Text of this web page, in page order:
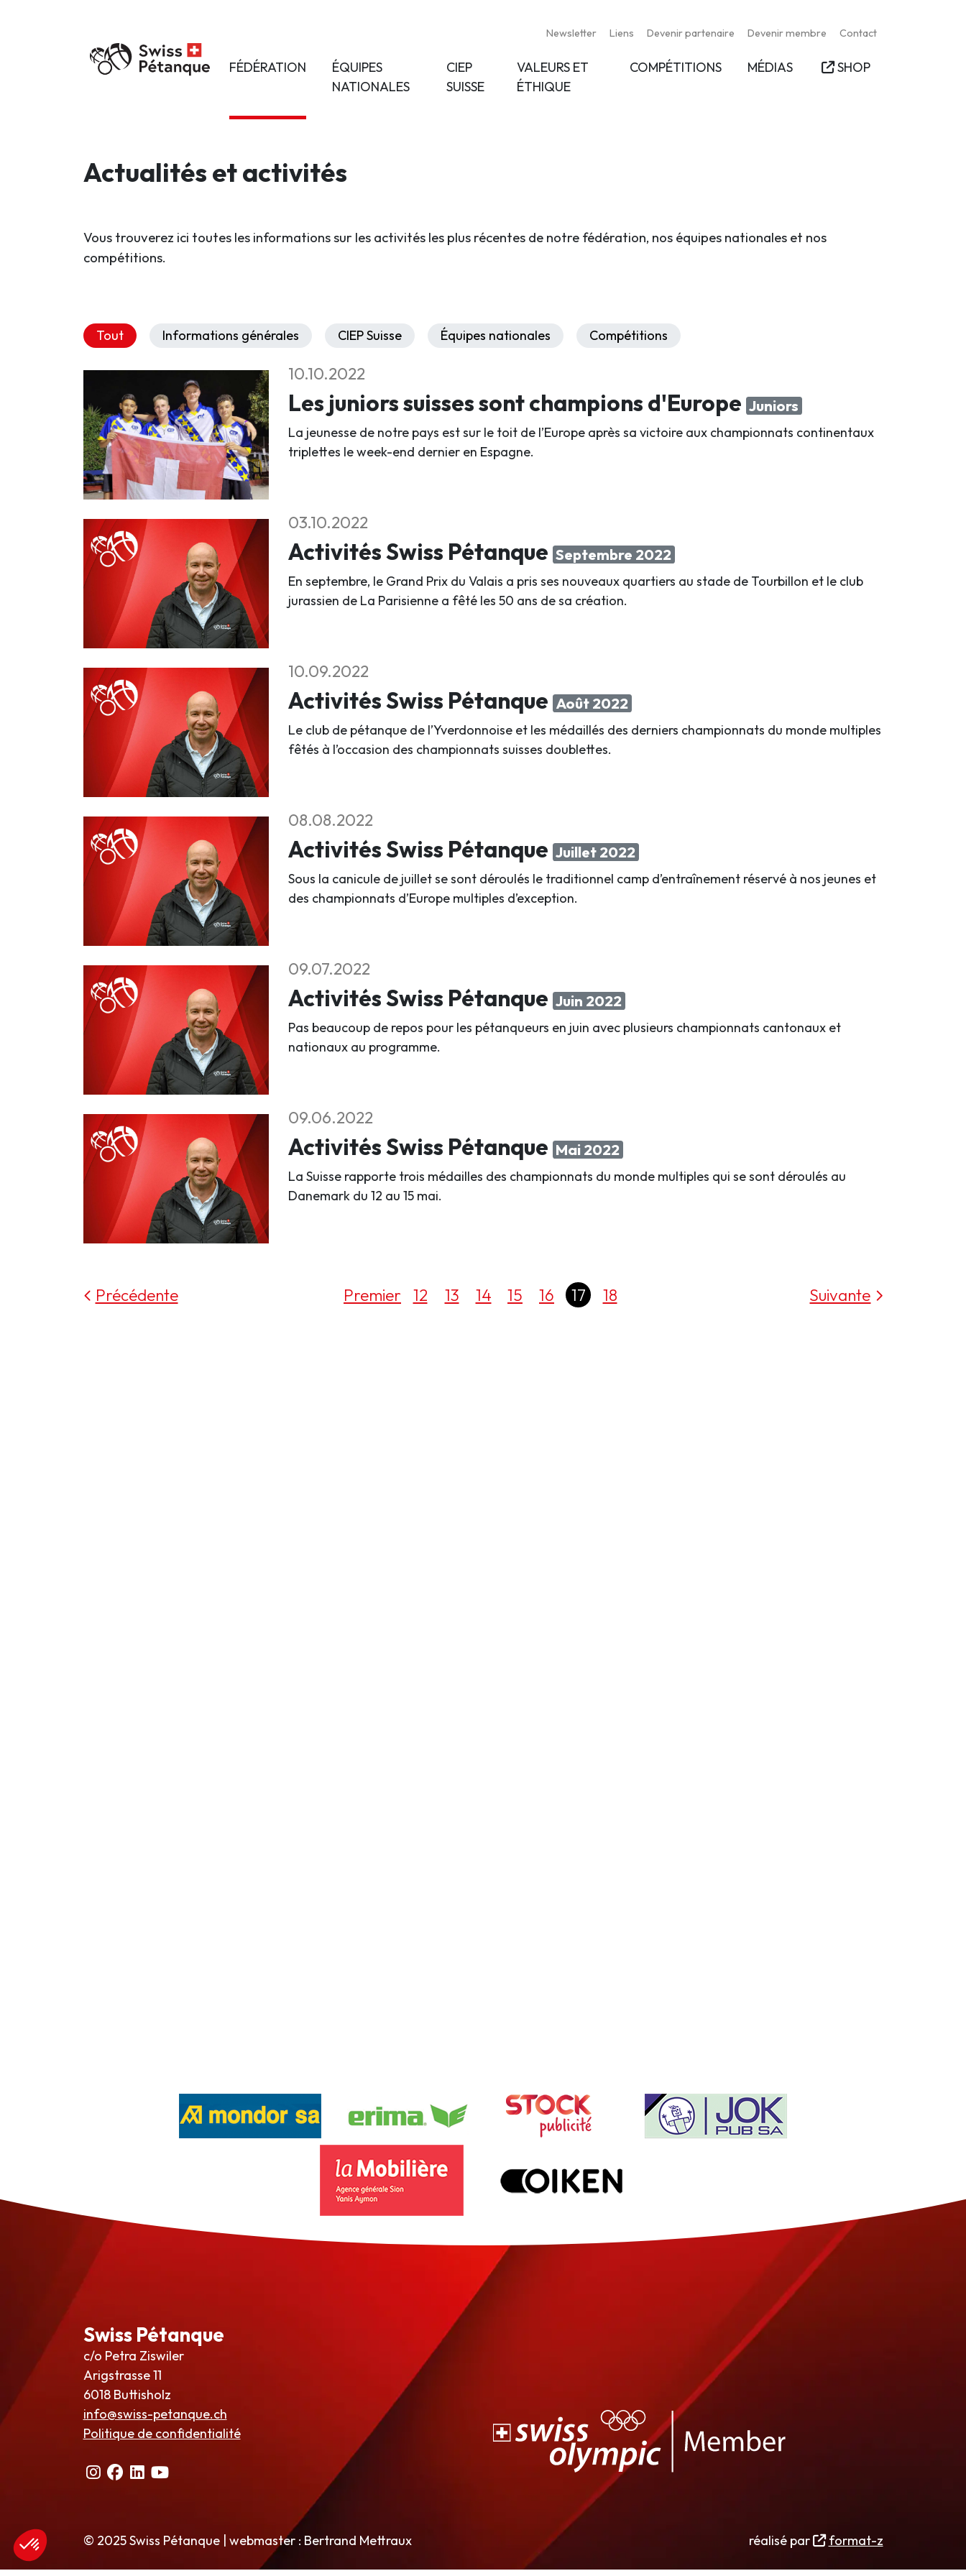
Newsletter Liens Devenir partenaire Devenir membre Contact
FÉDÉRATION
ÉQUIPES
NATIONALES
CIEP
SUISSE
VALEURS ET
ÉTHIQUE
COMPÉTITIONS MÉDIAS SHOP
Actualités et activités
Vous trouverez ici toutes les informations sur les activités les plus récentes de notre fédération, nos équipes nationales et nos
compétitions.
Tout Informations générales CIEP Suisse Équipes nationales Compétitions
10.10.2022
Les juniors suisses sont champions d'Europe Juniors
La jeunesse de notre pays est sur le toit de l’Europe après sa victoire aux championnats continentaux
triplettes le week-end dernier en Espagne.
03.10.2022
Activités Swiss Pétanque Septembre 2022
En septembre, le Grand Prix du Valais a pris ses nouveaux quartiers au stade de Tourbillon et le club
jurassien de La Parisienne a fêté les 50 ans de sa création.
10.09.2022
Activités Swiss Pétanque Août 2022
Le club de pétanque de l’Yverdonnoise et les médaillés des derniers championnats du monde multiples
fêtés à l’occasion des championnats suisses doublettes.
08.08.2022
Activités Swiss Pétanque Juillet 2022
Sous la canicule de juillet se sont déroulés le traditionnel camp d’entraînement réservé à nos jeunes et
des championnats d’Europe multiples d’exception.
09.07.2022
Activités Swiss Pétanque Juin 2022
Pas beaucoup de repos pour les pétanqueurs en juin avec plusieurs championnats cantonaux et
nationaux au programme.
09.06.2022
Activités Swiss Pétanque Mai 2022
La Suisse rapporte trois médailles des championnats du monde multiples qui se sont déroulés au
Danemark du 12 au 15 mai.
Précédente Premier 12 13 14 15 16 17 18 Suivante
Swiss Pétanque
c/o Petra Ziswiler
Arigstrasse 11
6018 Buttisholz
info@swiss-petanque.ch
Politique de confidentialité
© 2025 Swiss Pétanque | webmaster : Bertrand Mettraux réalisé par format-z